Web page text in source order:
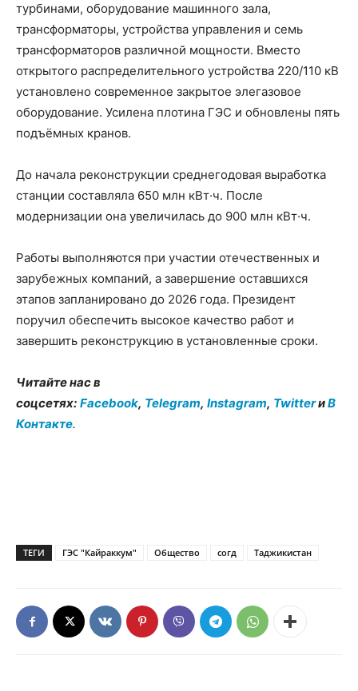
турбинами, оборудование машинного зала,
трансформаторы, устройства управления и семь
трансформаторов различной мощности. Вместо
открытого распределительного устройства 220/110 кВ
установлено современное закрытое элегазовое
оборудование. Усилена плотина ГЭС и обновлены пять
подъёмных кранов.
До начала реконструкции среднегодовая выработка
станции составляла 650 млн кВт·ч. После
модернизации она увеличилась до 900 млн кВт·ч.
Работы выполняются при участии отечественных и
зарубежных компаний, а завершение оставшихся
этапов запланировано до 2026 года. Президент
поручил обеспечить высокое качество работ и
завершить реконструкцию в установленные сроки.
Читайте нас в
соцсетях: Facebook, Telegram, Instagram, TwitterиВ
Контакте.
ТЕГИ ГЭС "Кайраккум" Общество согд Таджикистан